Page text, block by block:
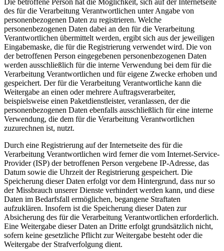
des für die Verarbeitung Verantwortlichen unter Angabe von
personenbezogenen Daten zu registrieren. Welche
personenbezogenen Daten dabei an den für die Verarbeitung
Verantwortlichen übermittelt werden, ergibt sich aus der jeweiligen
Eingabemaske, die für die Registrierung verwendet wird. Die von
der betroffenen Person eingegebenen personenbezogenen Daten
werden ausschließlich für die interne Verwendung bei dem für die
Verarbeitung Verantwortlichen und für eigene Zwecke erhoben und
gespeichert. Der für die Verarbeitung Verantwortliche kann die
Weitergabe an einen oder mehrere Auftragsverarbeiter,
beispielsweise einen Paketdienstleister, veranlassen, der die
personenbezogenen Daten ebenfalls ausschließlich für eine interne
Verwendung, die dem für die Verarbeitung Verantwortlichen
zuzurechnen ist, nutzt.
Durch eine Registrierung auf der Internetseite des für die
Verarbeitung Verantwortlichen wird ferner die vom Internet-Service-
Provider (ISP) der betroffenen Person vergebene IP-Adresse, das
Datum sowie die Uhrzeit der Registrierung gespeichert. Die
Speicherung dieser Daten erfolgt vor dem Hintergrund, dass nur so
der Missbrauch unserer Dienste verhindert werden kann, und diese
Daten im Bedarfsfall ermöglichen, begangene Straftaten
aufzuklären. Insofern ist die Speicherung dieser Daten zur
Absicherung des für die Verarbeitung Verantwortlichen erforderlich.
Eine Weitergabe dieser Daten an Dritte erfolgt grundsätzlich nicht,
sofern keine gesetzliche Pflicht zur Weitergabe besteht oder die
Weitergabe der Strafverfolgung dient.